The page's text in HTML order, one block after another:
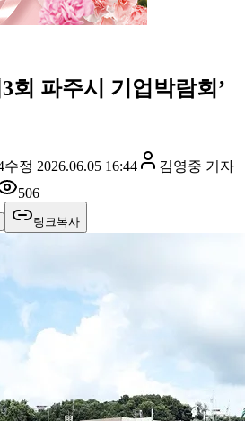
회 파주시 기업박람회’
수정 2026.06.05 16:44 김영중 기자
506
링크복사